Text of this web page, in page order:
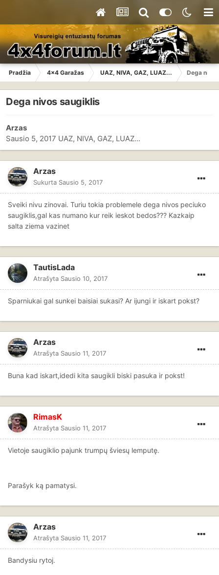
Pradžia 4x4 Garažas UAZ, NIVA, GAZ, LUAZ... Dega
Dega nivos saugiklis
Arzas
Sausio 5, 2017 UAZ, NIVA, GAZ, LUAZ...
Arzas
Sukurta Sausio 5, 2017
Sveiki nivu zinovai. Turiu tokia problemele dega nivos peciuko
saugiklis,gal kas numano kur reik ieskot bedos??? Kazkaip
salta ziema vazinet
TautisLada
Atrašyta Sausio 10, 2017
Sparniukai gal sunkei baisiai sukasi? Ar ijungi ir iskart pokst?
Arzas
Atrašyta Sausio 11, 2017
Buna kad iskart,idedi kita saugikli biski pasuka ir pokst!
RimasK
Atrašyta Sausio 11, 2017
Vietoje saugiklio pajunk trumpų šviesų lemputę.
Parašyk ką pamatysi.
Arzas
Atrašyta Sausio 11, 2017
Bandysiu rytoj.